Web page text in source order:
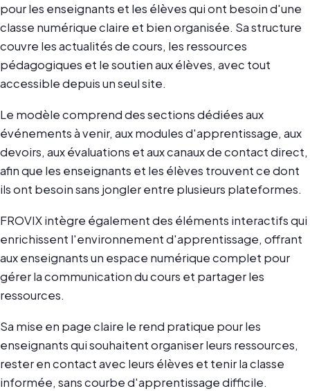
pour les enseignants et les élèves qui ont besoin d'une
classe numérique claire et bien organisée. Sa structure
couvre les actualités de cours, les ressources
pédagogiques et le soutien aux élèves, avec tout
accessible depuis un seul site.
Le modèle comprend des sections dédiées aux
événements à venir, aux modules d'apprentissage, aux
devoirs, aux évaluations et aux canaux de contact direct,
afin que les enseignants et les élèves trouvent ce dont
ils ont besoin sans jongler entre plusieurs plateformes.
FROVIX intègre également des éléments interactifs qui
enrichissent l'environnement d'apprentissage, offrant
aux enseignants un espace numérique complet pour
gérer la communication du cours et partager les
ressources.
Sa mise en page claire le rend pratique pour les
enseignants qui souhaitent organiser leurs ressources,
rester en contact avec leurs élèves et tenir la classe
informée, sans courbe d'apprentissage difficile.